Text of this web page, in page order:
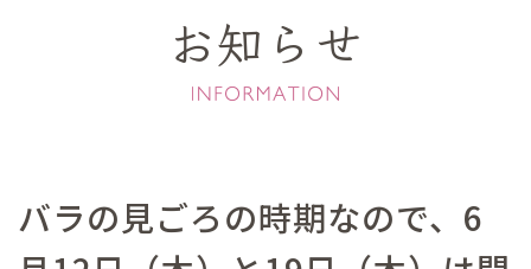
お知らせ
バラの見ごろの時期なので、6